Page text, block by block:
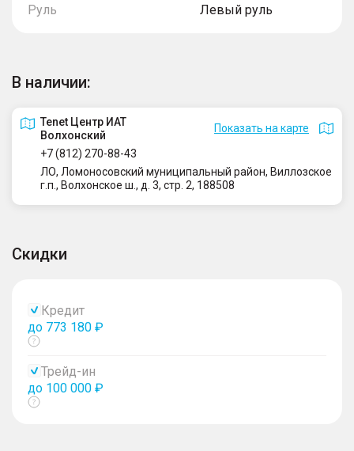
Руль Левый руль
В наличии:
Tenet Центр ИАТ
Волхонский
Показать на карте
+7 (812) 270-88-43
ЛО, Ломоносовский муниципальный район, Виллозское
г.п., Волхонское ш., д. 3, стр. 2, 188508
Скидки
Кредит
до 773 180 ₽
Показать
Трейд-ин
до 100 000 ₽
Показать